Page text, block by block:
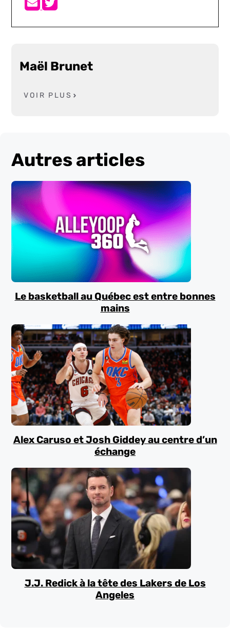
Maël Brunet
VOIR PLUS
Autres articles
Le basketball au Québec est entre bonnes
mains
Alex Caruso et Josh Giddey au centre d’un
échange
J.J. Redick à la tête des Lakers de Los
Angeles